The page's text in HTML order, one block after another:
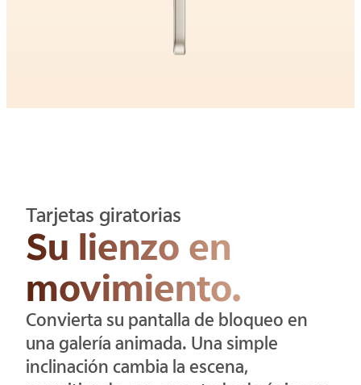
Tarjetas giratorias
Su lienzo en
movimiento.
Convierta su pantalla de bloqueo en
una galería animada. Una simple
inclinación cambia la escena,